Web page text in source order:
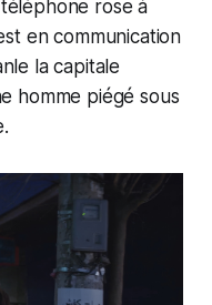
rose à
en communication
la capitale
homme piégé sous